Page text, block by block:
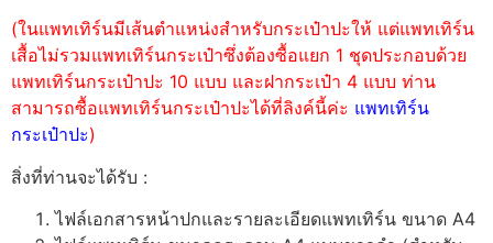
(ในแพทเทิร์นมีเส้นตำแหน่งสำหรับกระเป๋าปะให้ แต่แพทเทิร์น
เสื้อไม่รวมแพทเทิร์นกระเป๋าซึ่งต้องซื้อแยก 1 ชุดประกอบด้วย
แพทเทิร์นกระเป๋าปะ 10 แบบ และฝากระเป๋า 4 แบบ ท่าน
สามารถซื้อแพทเทิร์นกระเป๋าปะได้ที่ลิงค์นี้ค่ะ แพทเทิร์น
กระเป๋าปะ)
สิ่งที่ท่านจะได้รับ :
ไฟล์เอกสารหน้าปกและรายละเอียดแพทเทิร์น ขนาด A4